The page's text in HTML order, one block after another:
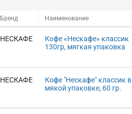
Бренд Наименование
НЕСКАФЕ
Кофе «Нескафе» классик
130гр, мягкая упаковка
НЕСКАФЕ
Кофе "Нескафе" классик в
мякой упаковке, 60 гр.